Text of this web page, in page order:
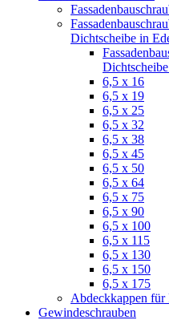
Dichtscheibe in
6,5 x 16
6,5 x 19
6,5 x 25
6,5 x 32
6,5 x 38
6,5 x 45
6,5 x 50
6,5 x 64
6,5 x 75
6,5 x 90
6,5 x 100
6,5 x 115
6,5 x 130
6,5 x 150
6,5 x 175
Abdeckkappen für
Gewindeschrauben